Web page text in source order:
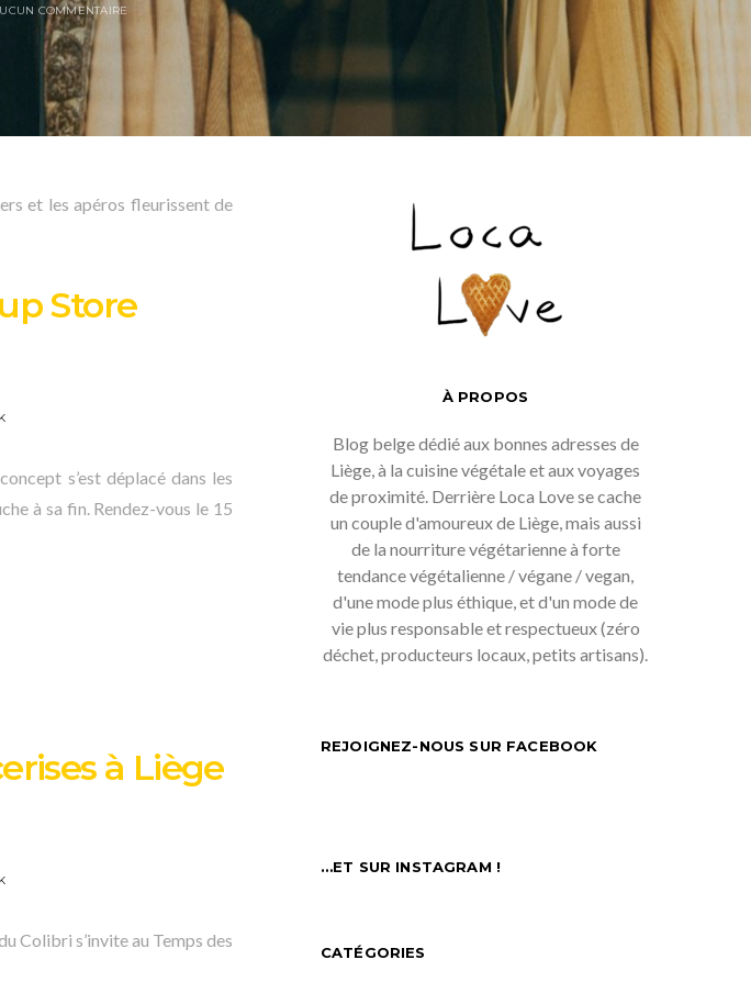
COMMENTAIRE
et les apéros fleurissent de
Store
s’est déplacé dans les
à sa fin. Rendez-vous le 15
à Liège
Colibri s’invite au Temps des
À PROPOS
Blog belge dédié aux bonnes adresses de
Liège, à la cuisine végétale et aux voyages
de proximité. Derrière Loca Love se cache
un couple d'amoureux de Liège, mais aussi
de la nourriture végétarienne à forte
tendance végétalienne / végane / vegan,
d'une mode plus éthique, et d'un mode de
vie plus responsable et respectueux (zéro
déchet, producteurs locaux, petits artisans).
REJOIGNEZ-NOUS SUR FACEBOOK
…ET SUR INSTAGRAM !
CATÉGORIES